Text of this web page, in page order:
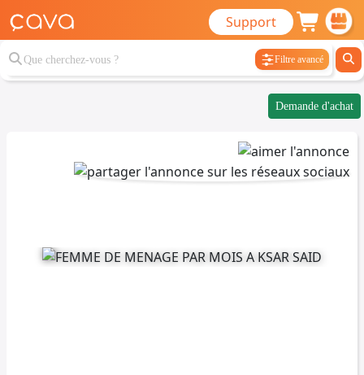
Support
Filtre avancé
Demande d'achat